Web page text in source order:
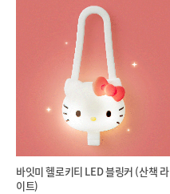
바잇미 헬로키티 LED 블링커 (산책 라
이트)